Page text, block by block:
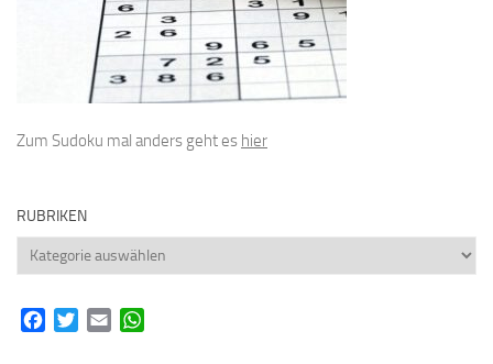
Zum Sudoku mal anders geht es hier
RUBRIKEN
Rubriken
FacebookTwitterEmail